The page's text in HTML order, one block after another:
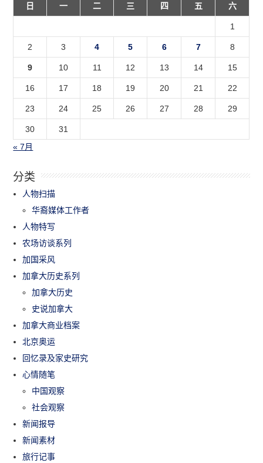
日
一 二 三 四 五 六
1
2 3 4 5 6 7 8
9 10 11 12 13 14 15
16 17 18 19 20 21 22
23 24 25 26 27 28 29
30
31
« 7月
分类
人物扫描
华裔媒体工作者
人物特写
农场访谈系列
加国采风
加拿大历史系列
加拿大历史
史说加拿大
加拿大商业档案
北京奥运
回忆录及家史研究
心情随笔
中国观察
社会观察
新闻报导
新闻素材
旅行记事